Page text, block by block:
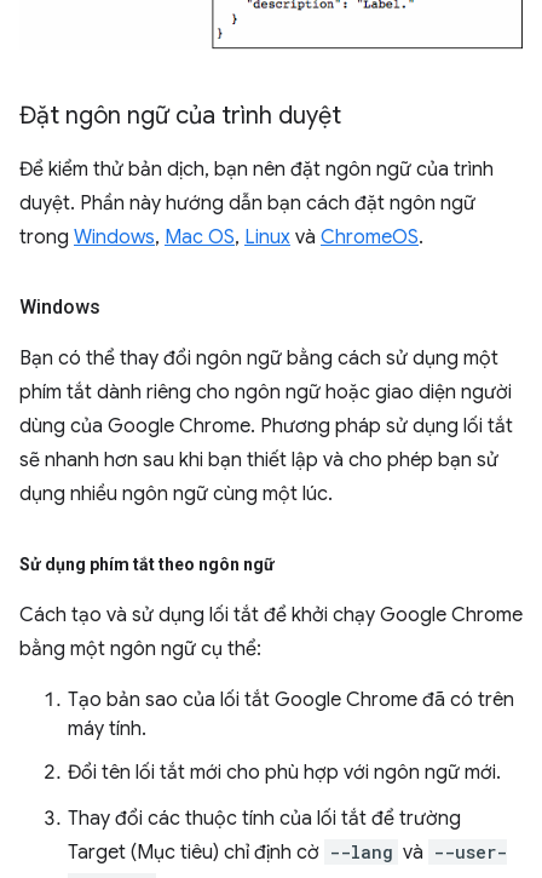
Đặt ngôn ngữ của trình duyệt
Để kiểm thử bản dịch, bạn nên đặt ngôn ngữ của trình
duyệt. Phần này hướng dẫn bạn cách đặt ngôn ngữ
trong Windows, Mac OS, Linux và ChromeOS.
Windows
Bạn có thể thay đổi ngôn ngữ bằng cách sử dụng một
phím tắt dành riêng cho ngôn ngữ hoặc giao diện người
dùng của Google Chrome. Phương pháp sử dụng lối tắt
sẽ nhanh hơn sau khi bạn thiết lập và cho phép bạn sử
dụng nhiều ngôn ngữ cùng một lúc.
Sử dụng phím tắt theo ngôn ngữ
Cách tạo và sử dụng lối tắt để khởi chạy Google Chrome
bằng một ngôn ngữ cụ thể:
Tạo bản sao của lối tắt Google Chrome đã có trên
máy tính.
Đổi tên lối tắt mới cho phù hợp với ngôn ngữ mới.
Thay đổi các thuộc tính của lối tắt để trường
Target (Mục tiêu) chỉ định cờ --lang và --user-